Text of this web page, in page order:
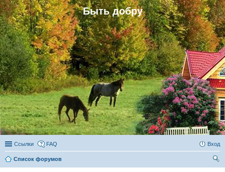
Быть добру
Ссылки FAQ Вход
Список форумов